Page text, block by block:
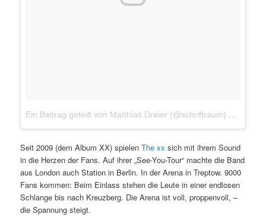
Ein Beitrag geteilt von Matthias Dreier (@schriftraum)
Seit 2009 (dem Album XX) spielenThe xx sich mit ihrem Sound
in die Herzen der Fans. Auf ihrer „See-You-Tour“ machte die Band
aus London auch Station in Berlin. In der Arena in Treptow. 9000
Fans kommen: Beim Einlass stehen die Leute in einer endlosen
Schlange bis nach Kreuzberg. Die Arena ist voll, proppenvoll, –
die Spannung steigt.